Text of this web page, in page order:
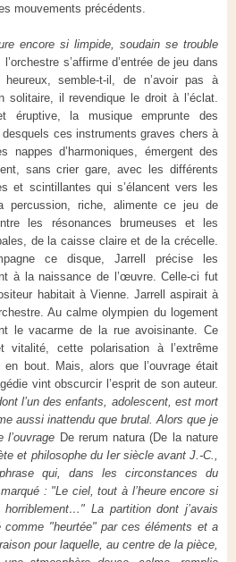
mouvements précédents.
encore si limpide, soudain se trouble
l’orchestre s’affirme d’entrée de jeu dans
semble-t-il, de n’avoir pas à
solitaire, il revendique le droit à l’éclat.
éruptive, la musique emprunte des
ces instruments graves chers à
nappes d’harmoniques, émergent des
sans crier gare, avec les différents
et scintillantes qui s’élancent vers les
percussion, riche, alimente ce jeu de
les résonances brumeuses et les
de la caisse claire et de la crécelle.
ce disque, Jarrell précise les
à la naissance de l’œuvre. Celle-ci fut
habitait à Vienne. Jarrell aspirait à
Au calme olympien du logement
le vacarme de la rue avoisinante. Ce
vitalité, cette polarisation à l’extrême
bout. Mais, alors que l’ouvrage était
vint obscurcir l’esprit de son auteur.
l’un des enfants, adolescent, est mort
aussi inattendu que brutal. Alors que je
l’ouvrage De rerum natura (De la nature
et philosophe du Iersiècle avant J.-C.,
qui, dans les circonstances du
: "Le ciel, tout à l’heure encore si
La partition dont j’avais
"heurtée" par ces éléments et a
pour laquelle, au centre de la pièce,